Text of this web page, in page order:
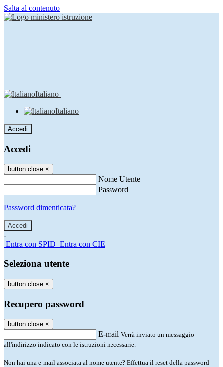
Salta al contenuto
Italiano
Italiano
Accedi
Accedi
button close ×
Nome Utente
Password
Password dimenticata?
-
Entra con SPID Entra con CIE
Seleziona utente
button close ×
Recupero password
button close ×
E-mail Verrà inviato un messaggio
all'indirizzo indicato con le istruzioni necessarie.
Non hai una e-mail associata al nome utente? Effettua il reset della password